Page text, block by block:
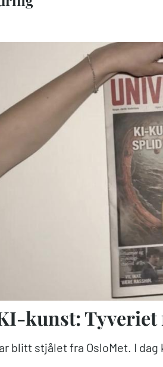
kunst: Tyveriet
blitt stjålet fra OsloMet. I